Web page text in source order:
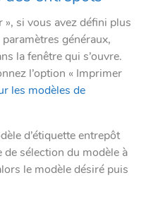
si vous avez défini plus
généraux,
la fenêtre qui s’ouvre.
l’option « Imprimer
les modèles de
d’étiquette entrepôt
sélection du modèle à
le modèle désiré puis